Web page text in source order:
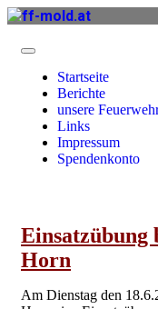
Startseite
Berichte
unsere
Links
Impressum
Spendenkonto
Horn
Am Dienstag den